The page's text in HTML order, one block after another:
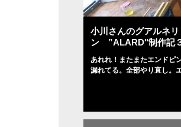
小川さんのグアルネ
ン ”ALARD"制作記
あれれ！またまたエンドピ
漏れてる。全部やり直し。